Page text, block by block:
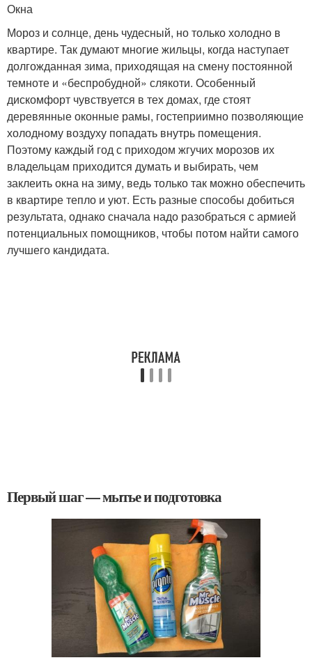
Окна
Мороз и солнце, день чудесный, но только холодно в
квартире. Так думают многие жильцы, когда наступает
долгожданная зима, приходящая на смену постоянной
темноте и «беспробудной» слякоти. Особенный
дискомфорт чувствуется в тех домах, где стоят
деревянные оконные рамы, гостеприимно позволяющие
холодному воздуху попадать внутрь помещения.
Поэтому каждый год с приходом жгучих морозов их
владельцам приходится думать и выбирать, чем
заклеить окна на зиму, ведь только так можно обеспечить
в квартире тепло и уют. Есть разные способы добиться
результата, однако сначала надо разобраться с армией
потенциальных помощников, чтобы потом найти самого
лучшего кандидата.
Первый шаг — мытье и подготовка